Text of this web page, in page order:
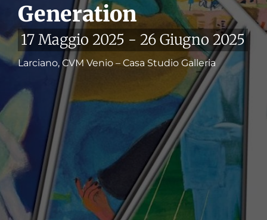
Generation
17 Maggio 2025 - 26 Giugno 2025
Larciano, CVM Venio – Casa Studio Galleria